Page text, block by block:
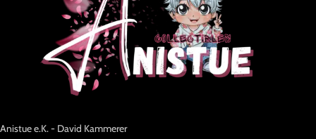
Anistue e.K. - David Kammerer